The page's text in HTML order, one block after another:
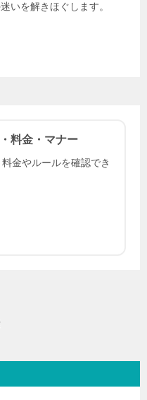
いを解きほぐします。
料金・マナー
金やルールを確認でき